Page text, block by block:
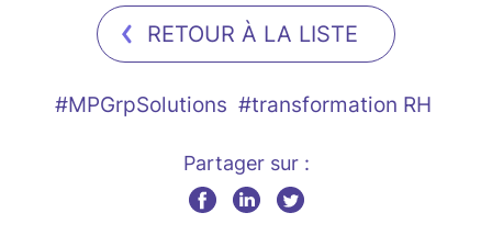
RETOUR À LA LISTE
#MPGrpSolutions #transformation RH
Partager sur :